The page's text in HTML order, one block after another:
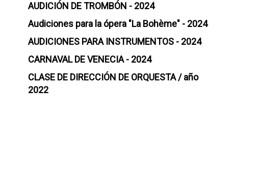
AUDICIÓN DE TROMBÓN - 2024
Audiciones para la ópera "La Bohème" - 2024
AUDICIONES PARA INSTRUMENTOS - 2024
CARNAVAL DE VENECIA - 2024
CLASE DE DIRECCIÓN DE ORQUESTA / año
2022